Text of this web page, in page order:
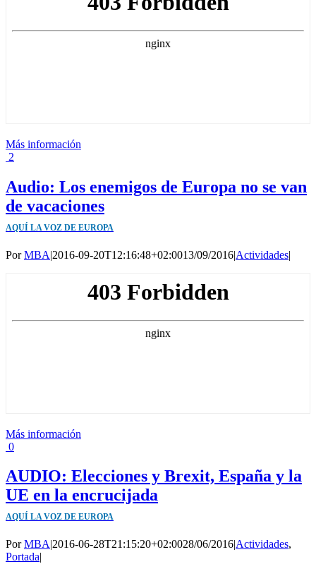
Más información
2
Audio: Los enemigos de Europa no se van
de vacaciones
AQUÍ LA VOZ DE EUROPA
PorMBA|2016-09-20T12:16:48+02:0013/09/2016|Actividades|
Más información
0
AUDIO: Elecciones y Brexit, España y la
UE en la encrucijada
AQUÍ LA VOZ DE EUROPA
PorMBA|2016-06-28T21:15:20+02:0028/06/2016|Actividades,
Portada|